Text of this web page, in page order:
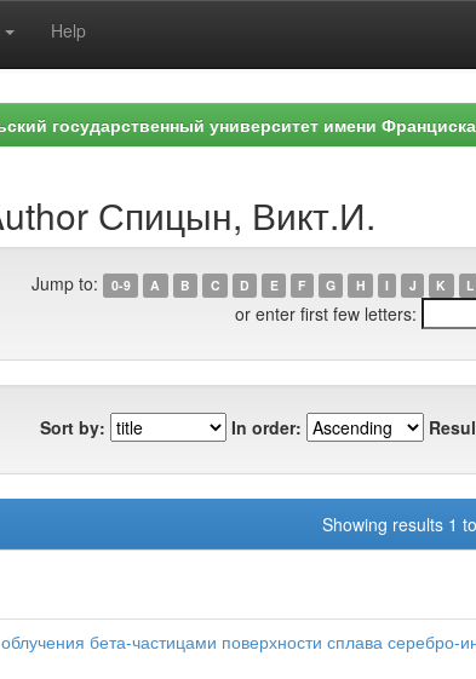
Help
государственный университет имени
Спицын, Викт.И.
Jump to: 0-9 A B C D E F G H I J K L
or enter first few letters:
Sort by: In order:
Showing results 1
бета-частицами поверхности сплава серебро-